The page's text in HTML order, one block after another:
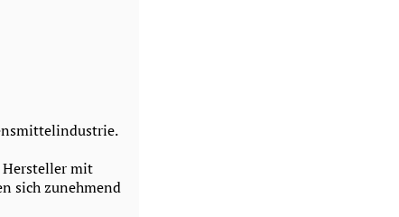
Hersteller mit
sich zunehmend